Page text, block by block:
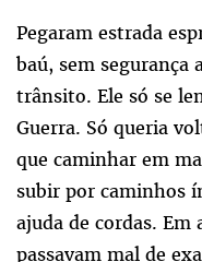
Pegaram estrada
baú, sem
trânsito. Ele só se
Guerra. Só queria
que caminhar em
subir por caminhos
ajuda de cordas.
passavam mal de